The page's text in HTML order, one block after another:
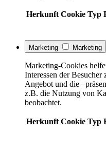
Herkunft Cookie Typ
Marketing Marketing
Marketing-Cookies
Interessen der Besucher
Angebot und die
z.B. die Nutzung von
beobachtet.
Herkunft Cookie Typ